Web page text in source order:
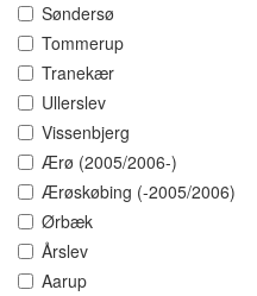
Søndersø
Tommerup
Tranekær
Ullerslev
Vissenbjerg
Ærø (2005/2006-)
Ærøskøbing (-2005/2006)
Ørbæk
Årslev
Aarup